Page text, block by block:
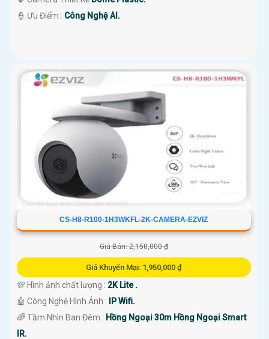
️👮 Ưu Điểm : Công Nghệ AI.
CS-H8-R100-1H3WKFL-2K-CAMERA-EZVIZ
Giá Bán: 2,150,000 ₫
Giá Khuyến Mại: 1,950,000 ₫
💯 Hình ảnh chất lượng : 2K Lite .
🤖️ Công Nghệ Hình Ảnh : IP Wifi.
🌈 Tầm Nhìn Ban Đêm : Hồng Ngoại 30m Hồng Ngoại Smart
IR.